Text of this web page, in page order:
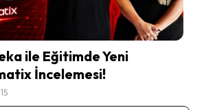
ile Eğitimde Yeni
İncelemesi!